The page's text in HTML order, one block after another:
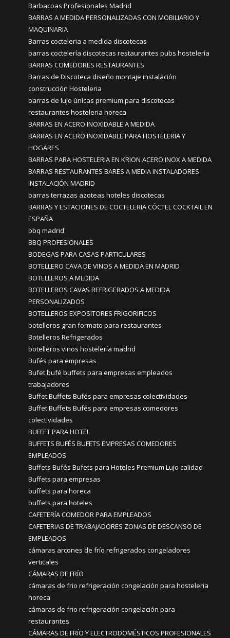
Barbacoas Profesionales Madrid
BARRAS A MEDIDA PERSONALIZADAS CON MOBILIARIO Y
MAQUINARIA
Barras cocteleria a medida discotecas
barras coctelería discotecas restaurantes pubs hostelería
BARRAS COMEDORES RESTAURANTES
Barras de Discoteca diseño montaje instalación
construcción Hosteleria
barras de lujo únicas premium para discotecas
restaurantes hosteleria horeca
BARRAS EN ACERO INOXIDABLE A MEDIDA
BARRAS EN ACERO INOXIDABLE PARA HOSTELERIA Y
HOGARES
BARRAS PARA HOSTELERIA EN KRION ACERO INOX A MEDIDA
BARRAS RESTAURANTES BARES A MEDIA INSTALADORES
INSTALACIÓN MADRID
barras terrazas azoteas hoteles discotecas
BARRAS Y ESTACIONES DE COCTELERIA CÓCTEL COCKTAIL EN
ESPAÑA
bbq madrid
BBQ PROFESIONALES
BODEGAS PARA CASAS PARTICULARES
BOTELLERO CAVA DE VINOS A MEDIDA EN MADRID
BOTELLEROS A MEDIDA
BOTELLEROS CAVAS REFRIGERADOS A MEDIDA
PERSONALIZADOS
BOTELLEROS EXPOSITORES FRIGORIFICOS
botelleros gran formato para restaurantes
Botelleros Refrigerados
botelleros vinos hostelería madrid
Bufés para empresas
Bufet bufé buffets para empresas empleados
trabajadores
Buffet Buffets Bufés para empresas colectividades
Buffet Buffets Bufés para empresas comedores
colectividades
BUFFET PARA HOTEL
BUFFETS BUFÉS BUFETS EMPRESAS COMEDORES
EMPLEADOS
Buffets Bufés Bufets para Hoteles Premium Lujo calidad
Buffets para empresas
buffets para horeca
buffets para hoteles
CAFETERÍA COMEDOR PARA EMPLEADOS
CAFETERIAS DE TRABAJADORES ZONAS DE DESCANSO DE
EMPLEADOS
cámaras arcones de frío refrigerados congeladores
verticales
CÁMARAS DE FRÍO
cámaras de frio refrigeración congelación para hosteleria
horeca
cámaras de frio refrigeración congelación para
restaurantes
CÁMARAS DE FRÍO Y ELECTRODOMÉSTICOS PROFESIONALES